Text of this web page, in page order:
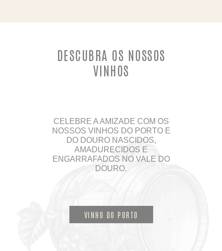
DESCUBRA OS NOSSOS
VINHOS
CELEBRE A AMIZADE COM OS
NOSSOS VINHOS DO PORTO E
DO DOURO NASCIDOS,
AMADURECIDOS E
ENGARRAFADOS NO VALE DO
DOURO.
VINHO DO PORTO